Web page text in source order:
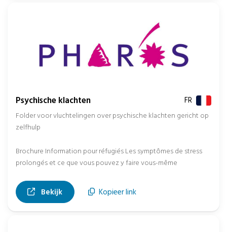
Psychische klachten FR
Folder voor vluchtelingen over psychische klachten gericht op
zelfhulp
Brochure Information pour réfugiés Les symptômes de stress
prolongés et ce que vous pouvez y faire vous-même
Bekijk, opent in nieuw tabblad
Kopieer link